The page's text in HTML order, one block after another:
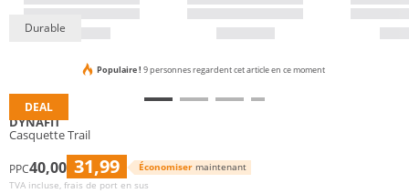
DEAL
Durable
Populaire ! 9 personnes regardent cet article en ce moment
DYNAFIT
Casquette Trail
PPC40,00 31,99 Économiser maintenant
TVA incluse, frais de port en sus